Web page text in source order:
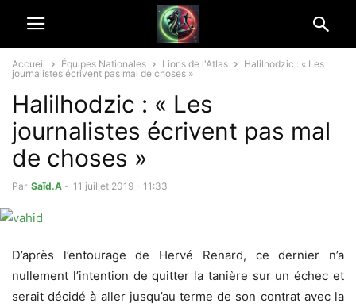
Accueil Équipes Nationales Lions de l'Atlas
Halilhodzic : « Les
journalistes écrivent pas mal de choses »
Halilhodzic : « Les
journalistes écrivent pas mal
de choses »
Par Saïd.A - 11 juillet 2019 - 11:33
D’après l’entourage de Hervé Renard, ce dernier n’a
nullement l’intention de quitter la tanière sur un échec et
serait décidé à aller jusqu’au terme de son contrat avec la